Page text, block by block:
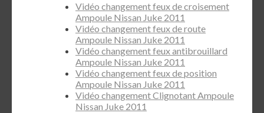
Vidéo changement feux de croisement
Ampoule Nissan Juke 2011
Vidéo changement feux de route
Ampoule Nissan Juke 2011
Vidéo changement feux antibrouillard
Ampoule Nissan Juke 2011
Vidéo changement feux de position
Ampoule Nissan Juke 2011
Vidéo changement Clignotant Ampoule
Nissan Juke 2011